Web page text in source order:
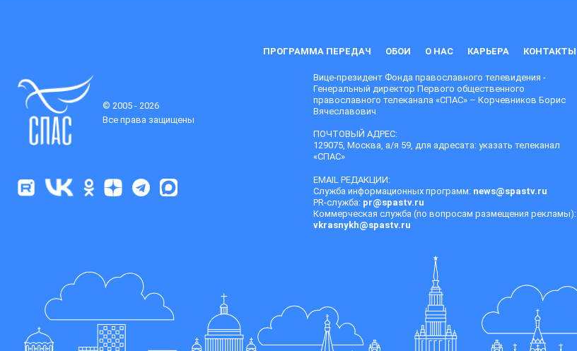
ПРОГРАММА ПЕРЕДАЧ ОБОИ О НАС КАРЬЕРА КОНТАКТЫ
© 2005 - 2026
Все права защищены
Вице-президент Фонда православного телевидения -
Генеральный директор Первого общественного
православного телеканала «СПАС» – Корчевников Борис
Вячеславович
ПОЧТОВЫЙ АДРЕС:
129075, Москва, а/я 59, для адресата: указать телеканал
«СПАС»
EMAIL РЕДАКЦИИ:
Служба информационных программ: news@spastv.ru
PR-служба: pr@spastv.ru
Коммерческая служба (по вопросам размещения рекламы):
vkrasnykh@spastv.ru